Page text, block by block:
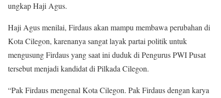
ungkap Haji Agus.
Haji Agus menilai, Firdaus akan mampu membawa perubahan di
Kota Cilegon, karenanya sangat layak partai politik untuk
mengusung Firdaus yang saat ini duduk di Pengurus PWI Pusat
tersebut menjadi kandidat di Pilkada Cilegon.
“Pak Firdaus mengenal Kota Cilegon. Pak Firdaus dengan karya